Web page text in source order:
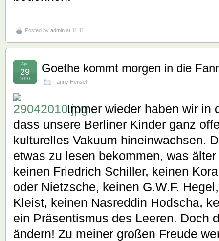
Posted by admin at 11:11
Goethe kommt morgen in die
Fanny Hensel
Apr.
29
2010
Immer wieder haben wir in
dass unsere Berliner Kinder ganz
kulturelles Vakuum hineinwachsen.
etwas zu lesen bekommen, was
keinen Friedrich Schiller, keinen
oder Nietzsche, keinen G.W.F.
Kleist, keinen Nasreddin Hodscha,
ein Präsentismus des Leeren. Doch
ändern! Zu meiner großen Freude